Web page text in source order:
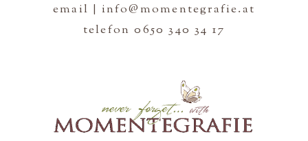
email | info@momentegrafie.at
telefon 0650 340 34 17